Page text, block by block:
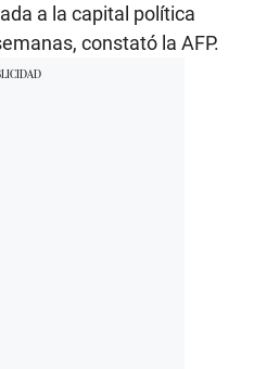
a la capital política
constató la AFP.